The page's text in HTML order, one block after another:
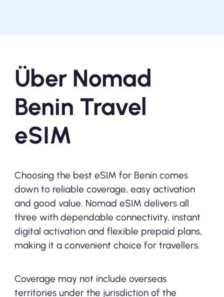
Über Nomad
Benin Travel
eSIM
Choosing the best eSIM for Benin comes
down to reliable coverage, easy activation
and good value. Nomad eSIM delivers all
three with dependable connectivity, instant
digital activation and flexible prepaid plans,
making it a convenient choice for travellers.
Coverage may not include overseas
territories under the jurisdiction of the